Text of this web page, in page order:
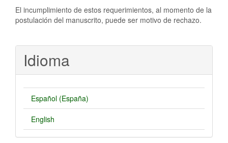
El incumplimiento de estos requerimientos, al momento de la
postulación del manuscrito, puede ser motivo de rechazo.
Idioma
Español (España)
English